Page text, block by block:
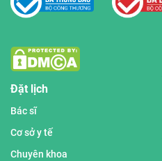
Đặt lịch
Bác sĩ
Cơ sở y tế
Chuyên khoa